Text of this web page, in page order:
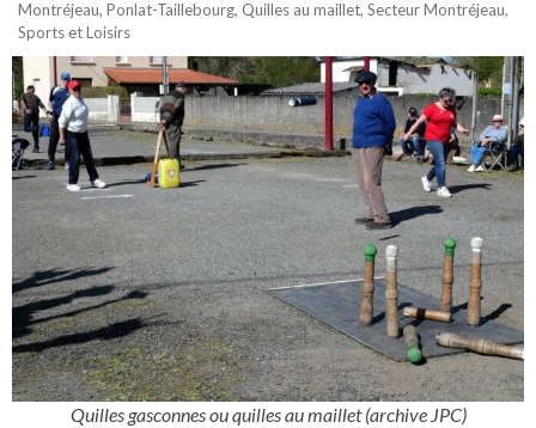
Montréjeau, Ponlat-Taillebourg, Quilles au maillet, Secteur Montréjeau,
Sports et Loisirs
Quilles gasconnes ou quilles au maillet (archive JPC)